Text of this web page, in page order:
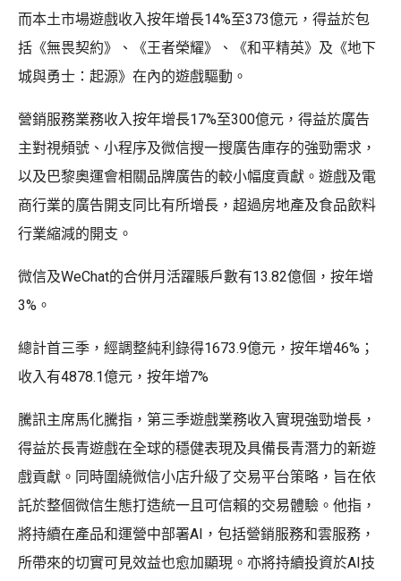
而本土市場遊戲收入按年增長14%至373億元，得益於包
括《無畏契約》、《王者榮耀》、《和平精英》及《地下
城與勇士：起源》在內的遊戲驅動。
營銷服務業務收入按年增長17%至300億元，得益於廣告
主對視頻號、小程序及微信搜一搜廣告庫存的強勁需求，
以及巴黎奧運會相關品牌廣告的較小幅度貢獻。遊戲及電
商行業的廣告開支同比有所增長，超過房地產及食品飲料
行業縮減的開支。
微信及WeChat的合併月活躍賬戶數有13.82億個，按年增
3%。
總計首三季，經調整純利錄得1673.9億元，按年增46%；
收入有4878.1億元，按年增7%
騰訊主席馬化騰指，第三季遊戲業務收入實現強勁增長，
得益於長青遊戲在全球的穩健表現及具備長青潛力的新遊
戲貢獻。同時圍繞微信小店升級了交易平台策略，旨在依
託於整個微信生態打造統一且可信賴的交易體驗。他指，
將持續在產品和運營中部署AI，包括營銷服務和雲服務，
所帶來的切實可見效益也愈加顯現。亦將持續投資於AI技